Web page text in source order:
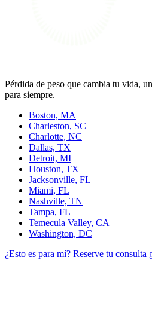
Pérdida de peso que cambia tu vida,
para siempre.
Boston, MA
Charleston, SC
Charlotte, NC
Dallas, TX
Detroit, MI
Houston, TX
Jacksonville, FL
Miami, FL
Nashville, TN
Tampa, FL
Temecula Valley, CA
Washington, DC
¿Esto es para mí? Reserve tu consulta